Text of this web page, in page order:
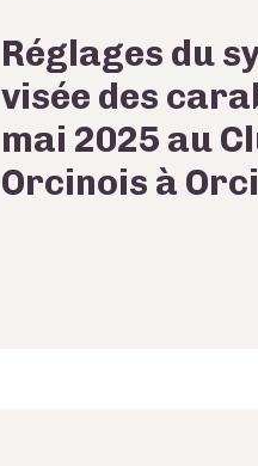
Réglages du
visée des
mai 2025 au
Orcinois à